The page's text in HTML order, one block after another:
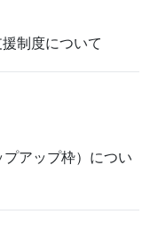
制度について
アップ枠）につい